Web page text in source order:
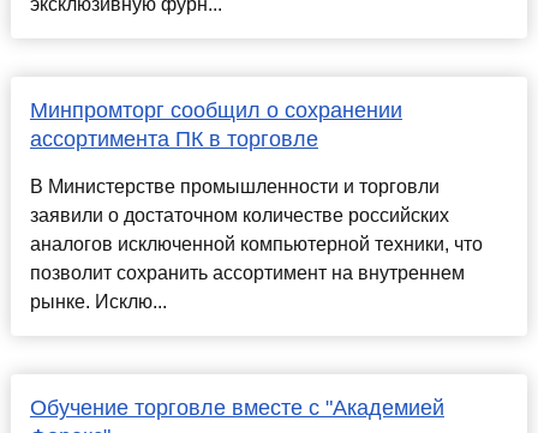
эксклюзивную фурн...
Минпромторг сообщил о сохранении
ассортимента ПК в торговле
В Министерстве промышленности и торговли
заявили о достаточном количестве российских
аналогов исключенной компьютерной техники, что
позволит сохранить ассортимент на внутреннем
рынке. Исклю...
Обучение торговле вместе с "Академией